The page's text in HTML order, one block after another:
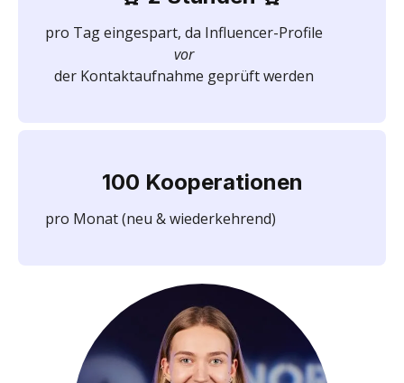
pro Tag eingespart, da Influencer-Profile
vor
der Kontaktaufnahme geprüft werden
100 Kooperationen
pro Monat (neu & wiederkehrend)